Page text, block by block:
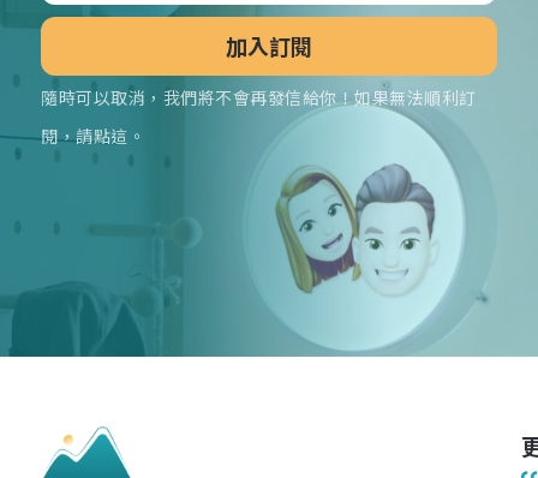
加入訂閱
隨時可以取消，我們將不會再發信給你！如果無法順利訂
閱，請點這。